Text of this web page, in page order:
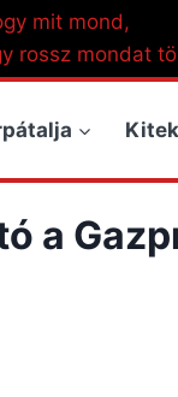
mit mond,
rossz mondat
a